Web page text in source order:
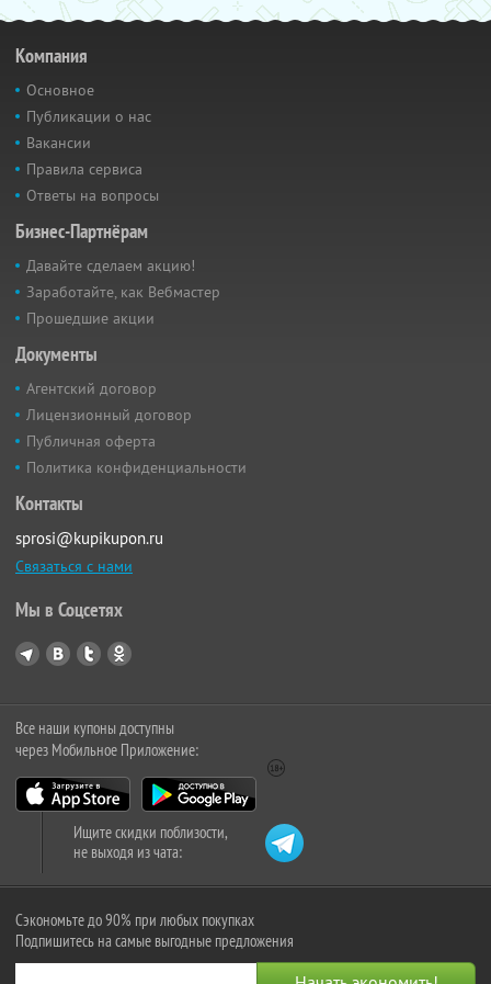
Компания
Основное
Публикации о нас
Вакансии
Правила сервиса
Ответы на вопросы
Бизнес-Партнёрам
Давайте сделаем акцию!
Заработайте, как Вебмастер
Прошедшие акции
Документы
Агентский договор
Лицензионный договор
Публичная оферта
Политика конфиденциальности
Контакты
sprosi@kupikupon.ru
Связаться с нами
Мы в Соцсетях
Все наши купоны доступны
через Мобильное Приложение:
Ищите скидки поблизости,
не выходя из чата:
Сэкономьте до 90% при любых покупках
Подпишитесь на самые выгодные предложения